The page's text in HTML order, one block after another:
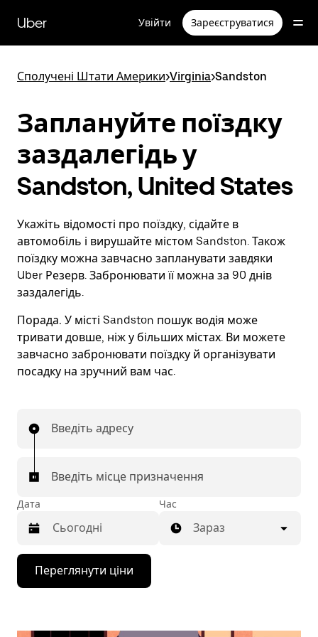
основного
вмісту
Uber Увійти Зареєструватися
Сполучені Штати Америки>Virginia>Sandston
Заплануйте поїздку
заздалегідь у
Sandston, United States
Укажіть відомості про поїздку, сідайте в
автомобіль і вирушайте містом Sandston. Також
поїздку можна завчасно запланувати завдяки
Uber Резерв. Забронювати її можна за 90 днів
заздалегідь.
Порада. У місті Sandston пошук водія може
тривати довше, ніж у більших містах. Ви можете
завчасно забронювати поїздку й організувати
посадку на зручний вам час.
Введіть адресу
Введіть місце призначення
Дата
Натисніть
клавішу
зі
Час
Зараз
Переглянути ціни